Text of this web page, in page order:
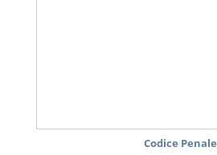
Codice Penale